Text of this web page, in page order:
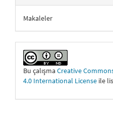
Makaleler
Bu çalışma Creative
4.0 International License ile